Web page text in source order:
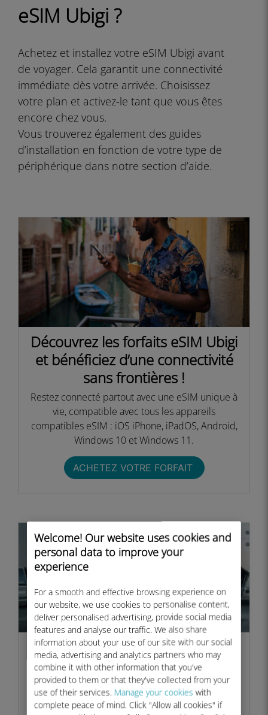
Welcome! Our website uses cookies and
personal data to improve your
experience
For a smooth and effective browsing experience on
our website, we use cookies to personalise content,
deliver personalised advertising, provide social media
features and analyse our traffic. We also share
information about your use of our site with our social
media, advertising and analytics partners who may
combine it with other information that you've
provided to them or that they've collected from your
use of their services. Manage your cookies with
complete peace of mind. Click "Allow all cookies" if
eSIM Ubigi ?
Achetez et installez votre eSIM Ubigi avant
de voyager. Cela garantit une connectivité
immédiate dès votre arrivée. Choisissez
votre plan et activez-le tant que vous êtes
encore chez vous.
Vous trouverez également des guides
d’installation en fonction de votre type de
périphérique dans notre section d’aide.
Découvrez les forfaits eSIM Ubigi
et bénéficiez d’une connectivité
sans frontières !​
Restez connecté partout avec une eSIM unique à
vie, compatible avec tous les appareils
compatibles eSIM : iOS iPhone, iPadOS, Android,
Windows 10 et Windows 11.​
ACHETEZ VOTRE FORFAIT ​
Vous êtes une entreprise avec
des équipes en déplacement ?​
Gérez la connectivité LTE/5G de vos employés sur
smartphones, tablettes, ordinateurs portables et